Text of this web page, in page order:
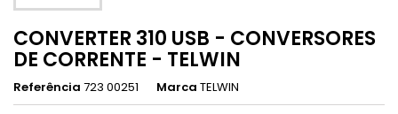
CONVERTER 310 USB - CONVERSORES
DE CORRENTE - TELWIN
Referência 723 00251 Marca TELWIN